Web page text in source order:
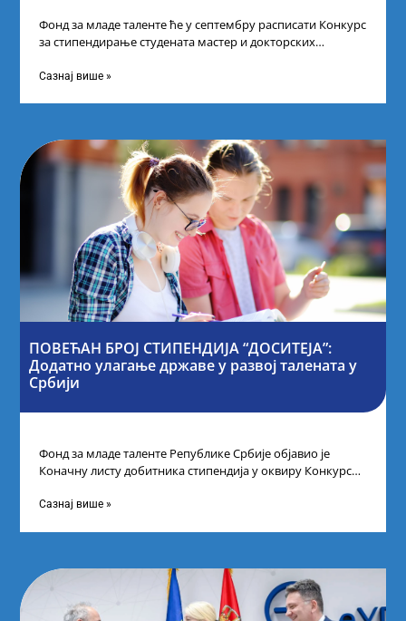
Фонд за младе таленте ће у септембру расписати Конкурс
за стипендирање студената мастер и докторских
Сазнај више »
ПОВЕЋАН БРОЈ СТИПЕНДИЈА “ДОСИТЕЈА”:
Додатно улагање државе у развој талената у
Србији
Фонд за младе таленте Републике Србије објавио је
Коначну листу добитника стипендија у оквиру Конкурса
Сазнај више »